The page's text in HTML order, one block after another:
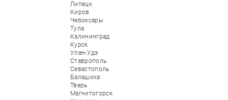
Липецк
Киров
Чебоксары
Тула
Калининград
Курск
Улан-Удэ
Ставрополь
Севастополь
Балашиха
Тверь
Магнитогорск